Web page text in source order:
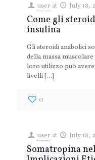
user at July 18,
Come gli
insulina
Gli steroidi anabolici
della massa
loro utilizzo può
livelli[…]
0
user at July 18,
Somatropina